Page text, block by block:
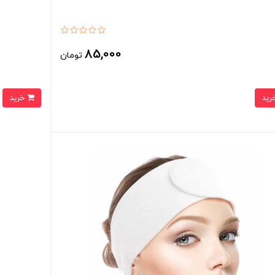
85,000 تومان
خرید